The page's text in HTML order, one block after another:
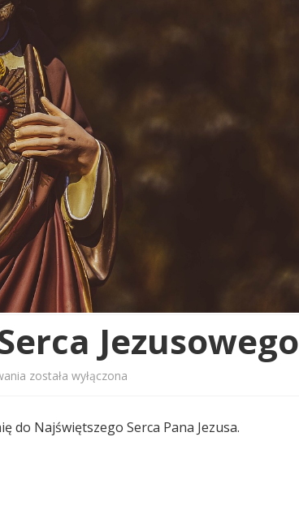
Jezusowego
Czerwiec
miesiąc
została wyłączona
do Najświętszego Serca Pana Jezusa.